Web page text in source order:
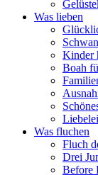
Was lieben
Kinder
Boah
Was fluchen
Fluch
Drei
Before